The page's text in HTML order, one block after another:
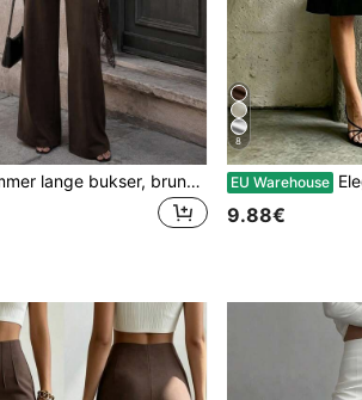
Dame sommer lange bukser, brune draperede løse elegante wrap-bukser med brede ben, høj talje, blondedetaljer og snøre, løse lange bukser, velegnede til efterårsbrug
8
EU Warehouse Elegant mid-
9.88€